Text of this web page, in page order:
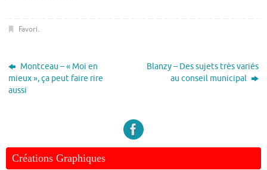
Favori.
Montceau – « Moi en
mieux », ça peut faire rire
aussi
Blanzy – Des sujets très variés
au conseil municipal
Créations Graphiques